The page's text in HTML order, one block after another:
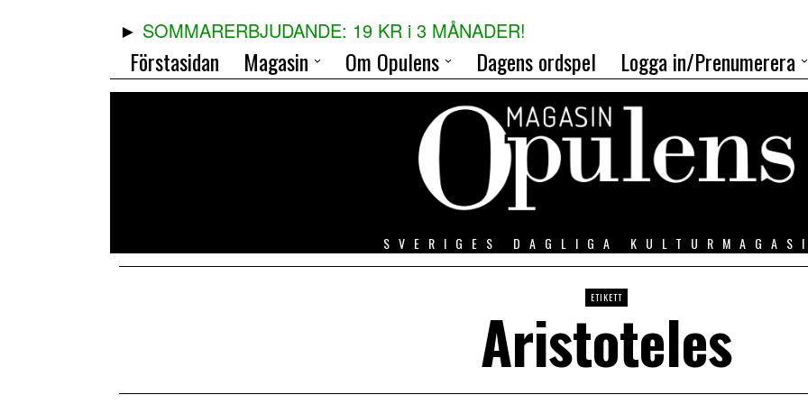
SOMMARERBJUDANDE: 19 KR i 3 MÅNADER!
Förstasidan Magasin Om Opulens Dagens ordspel Logga in/Prenumerera
SVERIGES DAGLIGA
ETIKETT
Aristoteles